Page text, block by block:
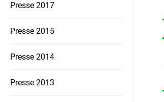
Presse 2017
Presse 2015
Presse 2014
Presse 2013